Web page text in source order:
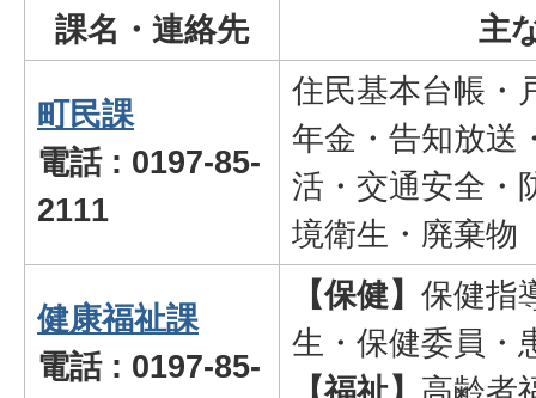
課名・連絡先
主
町民課
電話 : 0197-85-
2111
住民基本台帳・
年金・告知放送
活・交通安全・
境衛生・廃棄物
健康福祉課
電話 : 0197-85-
【保健】 保健指
生・保健委員・
【福祉】 高齢者